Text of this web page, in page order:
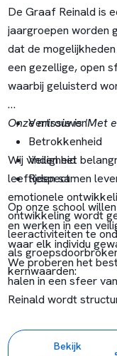
De Graaf Reinald is
jaargroepen worden
dat de
een gezellige, open
waarbij geluisterd
Onze missie is 'Met
Wij vinden het
leeftijden samen
emotionele
ontwikkeling wordt
leeractiviteiten te
als
kernwaarden:
Vertrouwen
Betrokkenheid
Veiligheid
Respect
Op onze school
en werken in een
waar elk individu
We proberen het
halen in een sfeer
Reinald wordt
een fijne manier met
Bekijk